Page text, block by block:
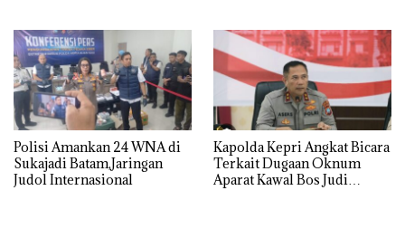
Polisi Amankan 24 WNA di
Sukajadi Batam,Jaringan
Judol Internasional
‎Kapolda Kepri Angkat Bicara
Terkait Dugaan Oknum
Aparat Kawal Bos Judi